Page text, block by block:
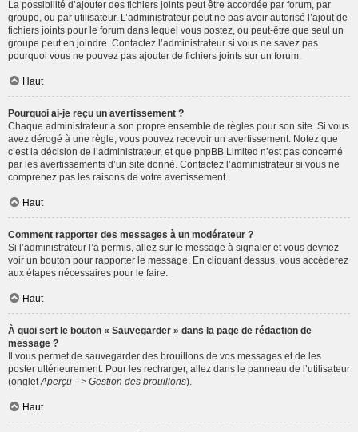
La possibilité d’ajouter des fichiers joints peut être accordée par forum, par
groupe, ou par utilisateur. L’administrateur peut ne pas avoir autorisé l’ajout de
fichiers joints pour le forum dans lequel vous postez, ou peut-être que seul un
groupe peut en joindre. Contactez l’administrateur si vous ne savez pas
pourquoi vous ne pouvez pas ajouter de fichiers joints sur un forum.
Haut
Pourquoi ai-je reçu un avertissement ?
Chaque administrateur a son propre ensemble de règles pour son site. Si vous
avez dérogé à une règle, vous pouvez recevoir un avertissement. Notez que
c’est la décision de l’administrateur, et que phpBB Limited n’est pas concerné
par les avertissements d’un site donné. Contactez l’administrateur si vous ne
comprenez pas les raisons de votre avertissement.
Haut
Comment rapporter des messages à un modérateur ?
Si l’administrateur l’a permis, allez sur le message à signaler et vous devriez
voir un bouton pour rapporter le message. En cliquant dessus, vous accéderez
aux étapes nécessaires pour le faire.
Haut
À quoi sert le bouton « Sauvegarder » dans la page de rédaction de
message ?
Il vous permet de sauvegarder des brouillons de vos messages et de les
poster ultérieurement. Pour les recharger, allez dans le panneau de l’utilisateur
(onglet Aperçu --> Gestion des brouillons).
Haut